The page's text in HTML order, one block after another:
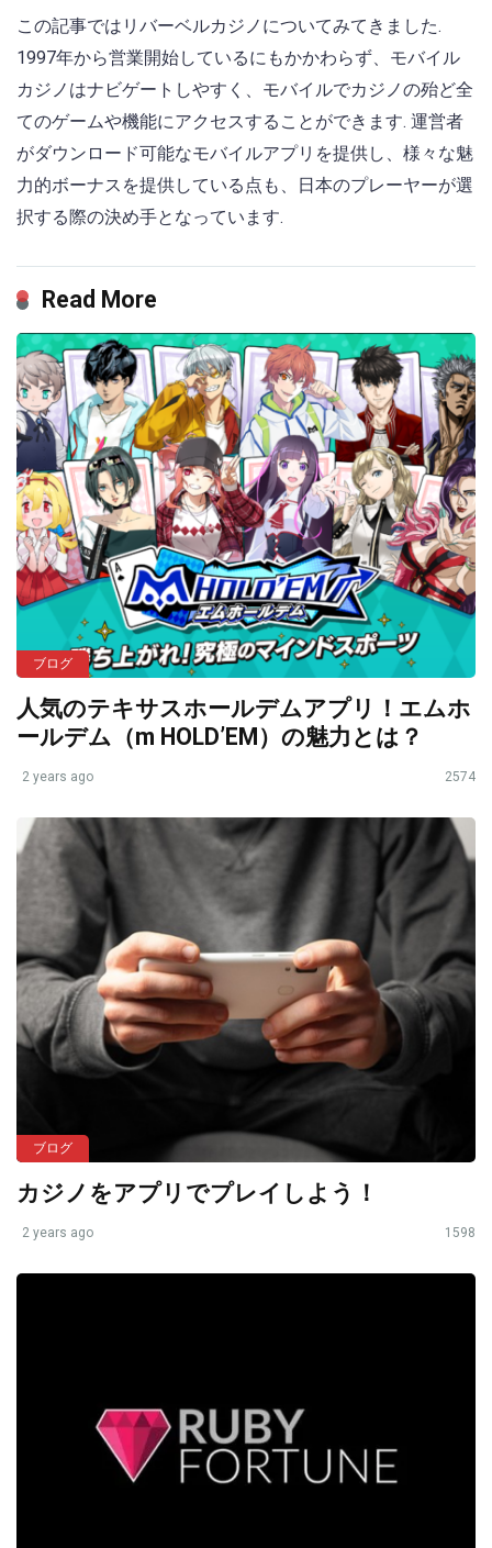
この記事ではリバーベルカジノについてみてきました.
1997年から営業開始しているにもかかわらず、モバイル
カジノはナビゲートしやすく、モバイルでカジノの殆ど全
てのゲームや機能にアクセスすることができます. 運営者
がダウンロード可能なモバイルアプリを提供し、様々な魅
力的ボーナスを提供している点も、日本のプレーヤーが選
択する際の決め手となっています.
Read More
ブログ
人気のテキサスホールデムアプリ！エムホ
ールデム（m HOLD’EM）の魅力とは？
2 years ago 2574
ブログ
カジノをアプリでプレイしよう！
2 years ago 1598